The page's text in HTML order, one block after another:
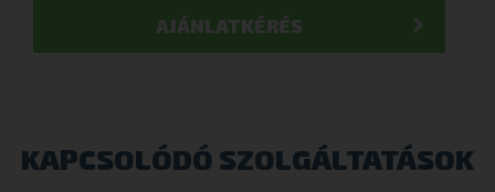
AJÁNLATKÉRÉS
KAPCSOLÓDÓ SZOLGÁLTATÁSOK